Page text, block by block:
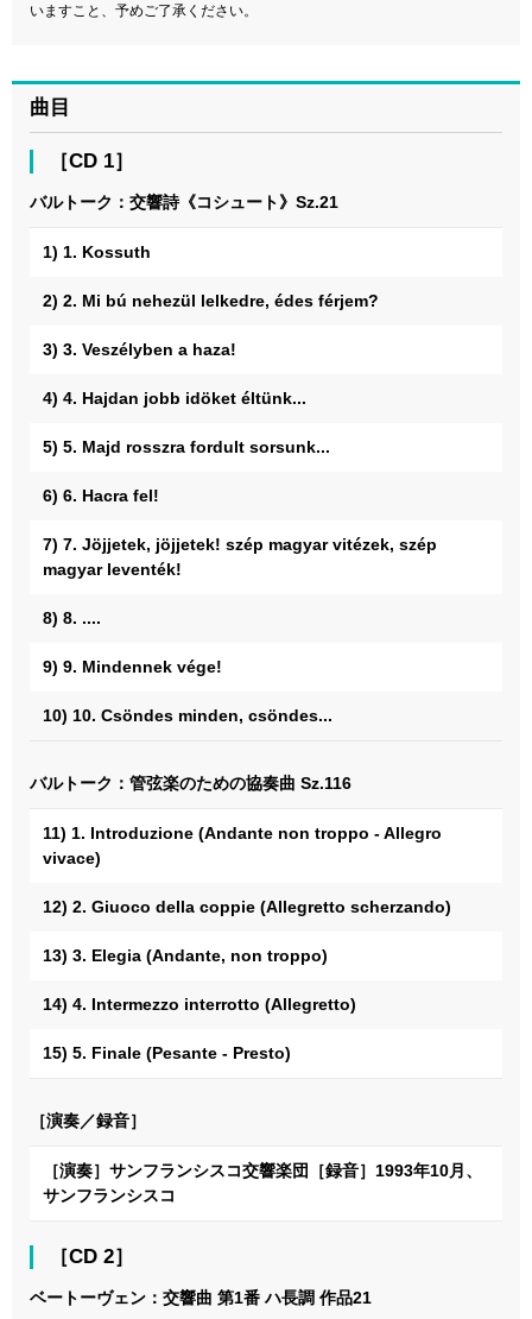
いますこと、予めご了承ください。
曲目
［CD 1］
バルトーク：交響詩《コシュート》Sz.21
1) 1. Kossuth
2) 2. Mi bú nehezül lelkedre, édes férjem?
3) 3. Veszélyben a haza!
4) 4. Hajdan jobb idöket éltünk...
5) 5. Majd rosszra fordult sorsunk...
6) 6. Hacra fel!
7) 7. Jöjjetek, jöjjetek! szép magyar vitézek, szép
magyar leventék!
8) 8. ....
9) 9. Mindennek vége!
10) 10. Csöndes minden, csöndes...
バルトーク：管弦楽のための協奏曲 Sz.116
11) 1. Introduzione (Andante non troppo - Allegro
vivace)
12) 2. Giuoco della coppie (Allegretto scherzando)
13) 3. Elegia (Andante, non troppo)
14) 4. Intermezzo interrotto (Allegretto)
15) 5. Finale (Pesante - Presto)
［演奏／録音］
［演奏］サンフランシスコ交響楽団［録音］1993年10月、
サンフランシスコ
［CD 2］
ベートーヴェン：交響曲 第1番 ハ長調 作品21